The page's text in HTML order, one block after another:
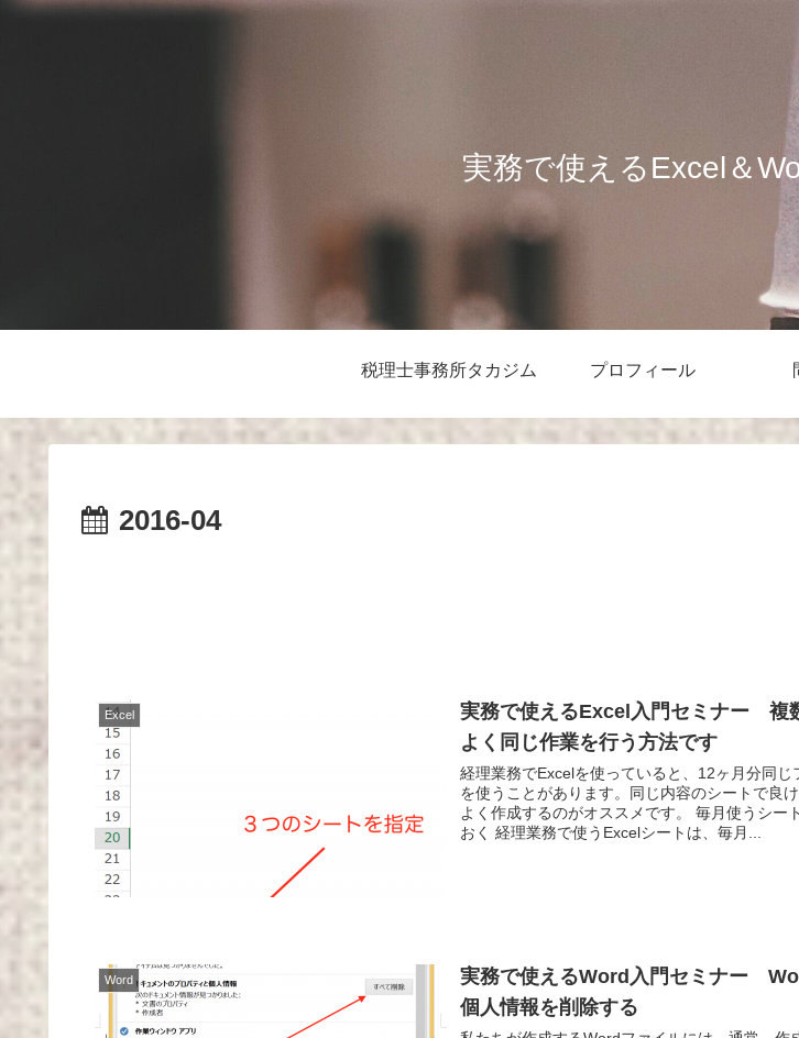
実務で使えるExcel＆
税理士事務所タカジム プロフィール
2016-04
Excel
実務で使えるExcel入門セミナー 複
よく同じ作業を行う方法です
経理業務でExcelを使っていると、12ヶ月分同じ
を使うことがあります。同じ内容のシートで良
よく作成するのがオススメです。 毎月使うシー
おく 経理業務で使うExcelシートは、毎月...
Word
実務で使えるWord入門セミナー
個人情報を削除する